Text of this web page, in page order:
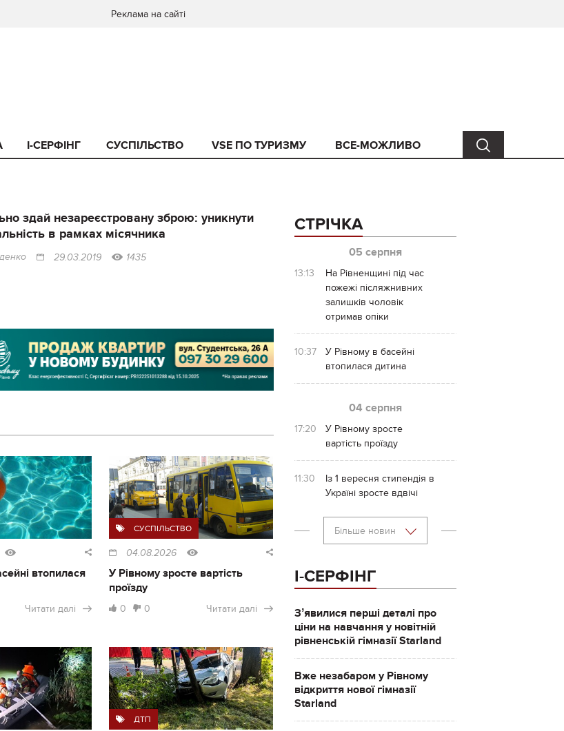
Реклама на сайті
I-СЕРФІНГ СУСПІЛЬСТВО VSE ПО ТУРИЗМУ ВСЕ-МОЖЛИВО
здай незареєстровану зброю: уникнути
в рамках місячника
29.03.2019 1435
втопилася
Читати далі
СУСПІЛЬСТВО
04.08.2026
У Рівному зросте вартість
проїзду
0 0 Читати далі
ДТП
СТРІЧКА
05 серпня
13:13
На Рівненщині під час
пожежі післяжнивних
залишків чоловік
отримав опіки
10:37
У Рівному в басейні
втопилася дитина
04 серпня
17:20
У Рівному зросте
вартість проїзду
11:30
Із 1 вересня стипендія в
Україні зросте вдвічі
Більше новин
І-СЕРФІНГ
Зʼявилися перші деталі про
ціни на навчання у новітній
рівненській гімназії Starland
Вже незабаром у Рівному
відкриття нової гімназії
Starland